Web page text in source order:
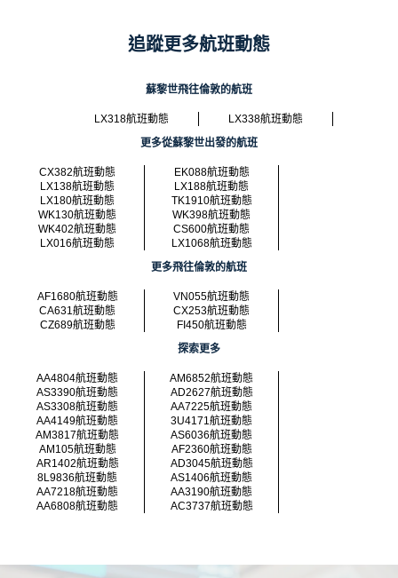
追蹤更多航班動態
蘇黎世飛往倫敦的航班
LX318航班動態
LX338航班動態
更多從蘇黎世出發的航班
CX382航班動態
EK088航班動態
LX138航班動態
LX188航班動態
LX180航班動態
TK1910航班動態
WK130航班動態
WK398航班動態
WK402航班動態
CS600航班動態
LX016航班動態
LX1068航班動態
更多飛往倫敦的航班
AF1680航班動態
VN055航班動態
CA631航班動態
CX253航班動態
CZ689航班動態
FI450航班動態
探索更多
AA4804航班動態
AM6852航班動態
AS3390航班動態
AD2627航班動態
AS3308航班動態
AA7225航班動態
AA4149航班動態
3U4171航班動態
AM3817航班動態
AS6036航班動態
AM105航班動態
AF2360航班動態
AR1402航班動態
AD3045航班動態
8L9836航班動態
AS1406航班動態
AA7218航班動態
AA3190航班動態
AA6808航班動態
AC3737航班動態